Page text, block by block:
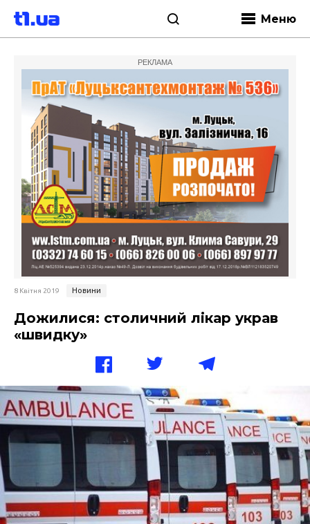
Меню
РЕКЛАМА
8 Квітня 2019 Новини
Дожилися: столичний лікар украв
«швидку»